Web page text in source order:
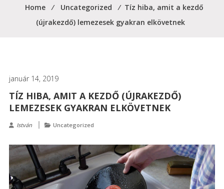
Home ⁄ Uncategorized ⁄ Tíz hiba, amit a kezdő
(újrakezdő) lemezesek gyakran elkövetnek
január 14, 2019
TÍZ HIBA, AMIT A KEZDŐ (ÚJRAKEZDŐ)
LEMEZESEK GYAKRAN ELKÖVETNEK
István Uncategorized